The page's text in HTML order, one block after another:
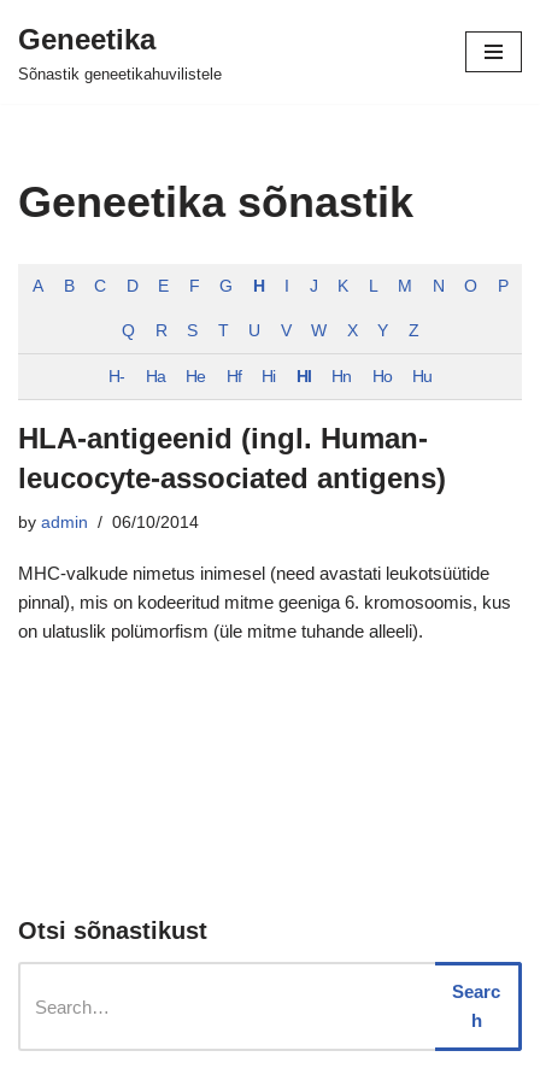
Skip
Geneetika
Sõnastik geneetikahuvilistele
Geneetika sõnastik
A B C D E F G H J K L M N O P
Q R S T U V W X Y Z
H- Ha He Hf Hi Hl Hn Ho Hu
HLA-antigeenid (ingl. Human-
leucocyte-associated antigens)
by admin 06/10/2014
MHC-valkude nimetus inimesel (need avastati leukotsüütide
pinnal), mis on kodeeritud mitme geeniga 6. kromosoomis, kus
on ulatuslik polümorfism (üle mitme tuhande alleeli).
Otsi sõnastikust
Searc
h